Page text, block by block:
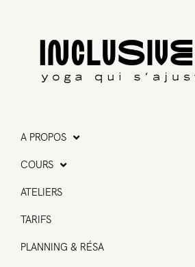
A PROPOS
COURS
ATELIERS
TARIFS
PLANNING & RÉSA